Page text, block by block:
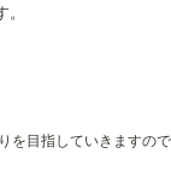
目指していきますの